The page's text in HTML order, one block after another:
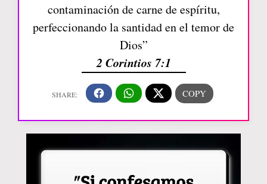
contaminación de carne de espíritu,
perfeccionando la santidad en el temor de
Dios”
2 Corintios 7:1